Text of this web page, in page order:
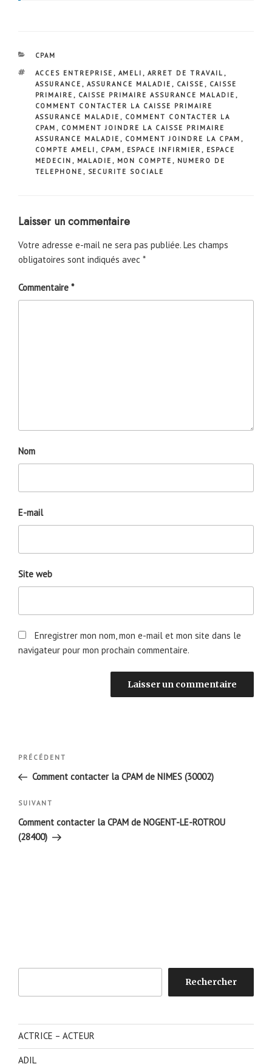
CATÉGORIES
CPAM
ÉTIQUETTES
ACCES ENTREPRISE , AMELI , ARRET DE TRAVAIL ,
ASSURANCE , ASSURANCE MALADIE , CAISSE , CAISSE
PRIMAIRE , CAISSE PRIMAIRE ASSURANCE MALADIE ,
COMMENT CONTACTER LA CAISSE PRIMAIRE
ASSURANCE MALADIE , COMMENT CONTACTER LA
CPAM , COMMENT JOINDRE LA CAISSE PRIMAIRE
ASSURANCE MALADIE , COMMENT JOINDRE LA CPAM ,
COMPTE AMELI , CPAM , ESPACE INFIRMIER , ESPACE
MEDECIN , MALADIE , MON COMPTE , NUMERO DE
TELEPHONE , SECURITE SOCIALE
Laisser un commentaire
Votre adresse e-mail ne sera pas publiée. Les champs
obligatoires sont indiqués avec *
Commentaire *
Nom
E-mail
Site web
Enregistrer mon nom, mon e-mail et mon site dans le
navigateur pour mon prochain commentaire.
Navigation
l’article
Article
précédent
PRÉCÉDENT
Comment contacter la CPAM de NIMES (30002)
Article
suivant
SUIVANT
Comment contacter la CPAM de NOGENT-LE-ROTROU
(28400)
Rechercher
ACTRICE – ACTEUR
ADIL